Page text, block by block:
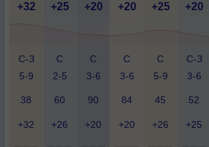
+32 +25 +20 +20 +25 +20
С-З
5-9
С
2-5
С
3-6
С
3-6
С
5-9
С-З
3-6
38 60 90 84 45 52
+32 +26 +20 +20 +26 +25